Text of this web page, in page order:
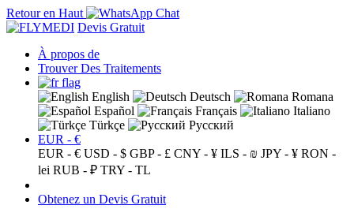
Retour en Haut
Devis Gratuit
À propos de
Trouver Des Traitements
English Deutsch
Romana
Español
Français
Italiano
Türkçe
Русский
EUR - €
EUR - € USD - $ GBP - £ CNY - ¥ ILS - ₪ JPY - ¥ RON -
lei RUB - ₽ TRY - TL
Obtenez un Devis Gratuit